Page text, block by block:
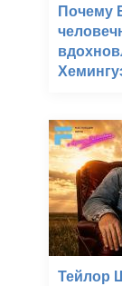
Почему
Тейлор